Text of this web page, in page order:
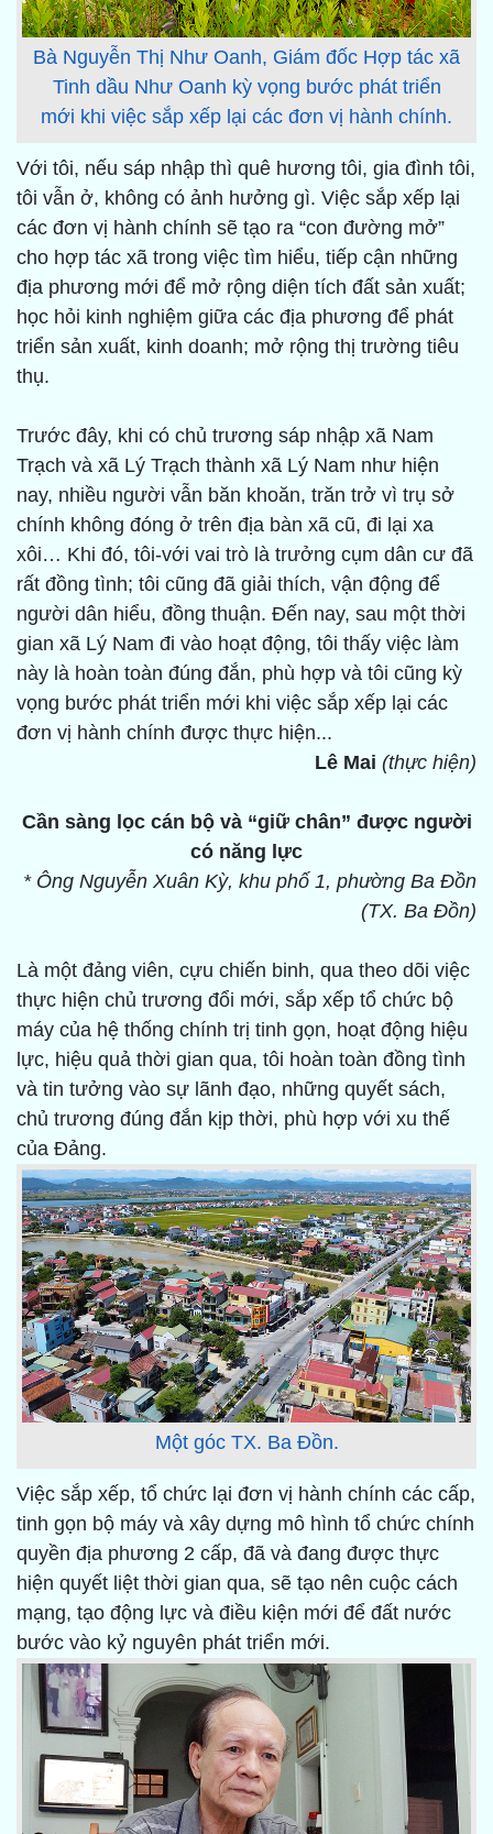
Bà Nguyễn Thị Như Oanh, Giám đốc Hợp tác xã
Tinh dầu Như Oanh kỳ vọng bước phát triển
mới khi việc sắp xếp lại các đơn vị hành chính.
Với tôi, nếu sáp nhập thì quê hương tôi, gia đình tôi,
tôi vẫn ở, không có ảnh hưởng gì. Việc sắp xếp lại
các đơn vị hành chính sẽ tạo ra “con đường mở”
cho hợp tác xã trong việc tìm hiểu, tiếp cận những
địa phương mới để mở rộng diện tích đất sản xuất;
học hỏi kinh nghiệm giữa các địa phương để phát
triển sản xuất, kinh doanh; mở rộng thị trường tiêu
thụ.
Trước đây, khi có chủ trương sáp nhập xã Nam
Trạch và xã Lý Trạch thành xã Lý Nam như hiện
nay, nhiều người vẫn băn khoăn, trăn trở vì trụ sở
chính không đóng ở trên địa bàn xã cũ, đi lại xa
xôi… Khi đó, tôi-với vai trò là trưởng cụm dân cư đã
rất đồng tình; tôi cũng đã giải thích, vận động để
người dân hiểu, đồng thuận. Đến nay, sau một thời
gian xã Lý Nam đi vào hoạt động, tôi thấy việc làm
này là hoàn toàn đúng đắn, phù hợp và tôi cũng kỳ
vọng bước phát triển mới khi việc sắp xếp lại các
đơn vị hành chính được thực hiện...
Lê Mai (thực hiện)
Cần sàng lọc cán bộ và “giữ chân” được người
có năng lực
* Ông Nguyễn Xuân Kỳ, khu phố 1, phường Ba Đồn
(TX. Ba Đồn)
Là một đảng viên, cựu chiến binh, qua theo dõi việc
thực hiện chủ trương đổi mới, sắp xếp tổ chức bộ
máy của hệ thống chính trị tinh gọn, hoạt động hiệu
lực, hiệu quả thời gian qua, tôi hoàn toàn đồng tình
và tin tưởng vào sự lãnh đạo, những quyết sách,
chủ trương đúng đắn kịp thời, phù hợp với xu thế
của Đảng.
Một góc TX. Ba Đồn.
Việc sắp xếp, tổ chức lại đơn vị hành chính các cấp,
tinh gọn bộ máy và xây dựng mô hình tổ chức chính
quyền địa phương 2 cấp, đã và đang được thực
hiện quyết liệt thời gian qua, sẽ tạo nên cuộc cách
mạng, tạo động lực và điều kiện mới để đất nước
bước vào kỷ nguyên phát triển mới.